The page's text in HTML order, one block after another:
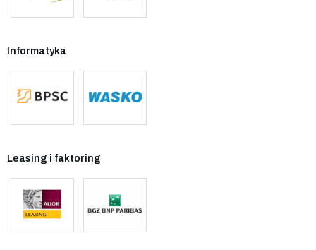
Informatyka
Leasing i faktoring